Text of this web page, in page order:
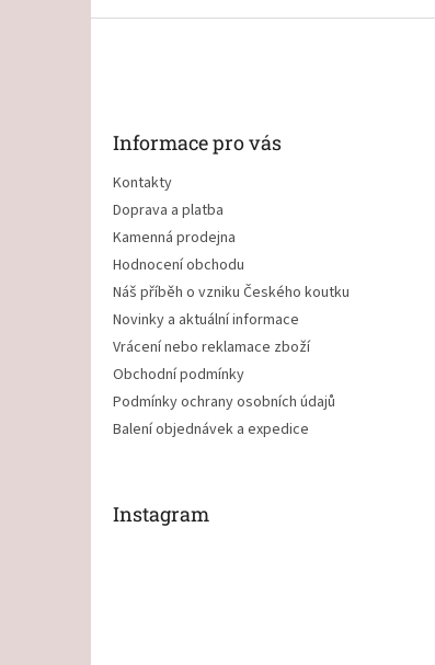
Informace pro vás
Kontakty
Doprava a platba
Kamenná prodejna
Hodnocení obchodu
Náš příběh o vzniku Českého koutku
Novinky a aktuální informace
Vrácení nebo reklamace zboží
Obchodní podmínky
Podmínky ochrany osobních údajů
Balení objednávek a expedice
Instagram